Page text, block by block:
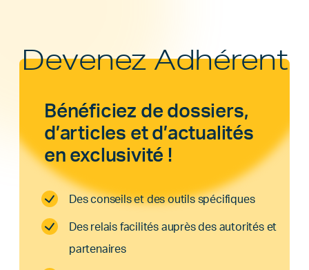
Devenez Adhérent
Bénéficiez de dossiers,
d’articles et d’actualités
en exclusivité !
Des conseils et des outils spécifiques
Des relais facilités auprès des autorités et
partenaires